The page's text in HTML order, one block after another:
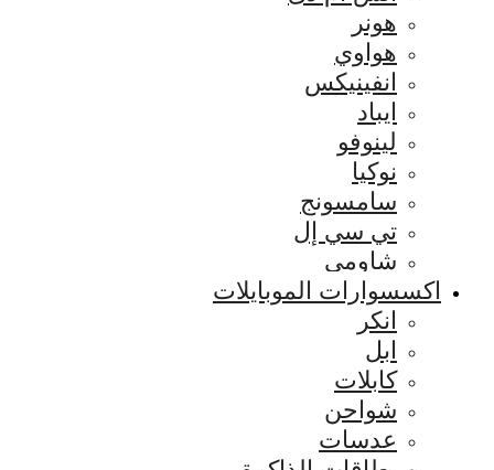
هونر
هواوي
انفينيكس
ايباد
لينوفو
نوكيا
سامسونج
تي سي إل
شاومي
اكسسوارات الموبايلات
انكر
ابل
كابلات
شواحن
عدسات